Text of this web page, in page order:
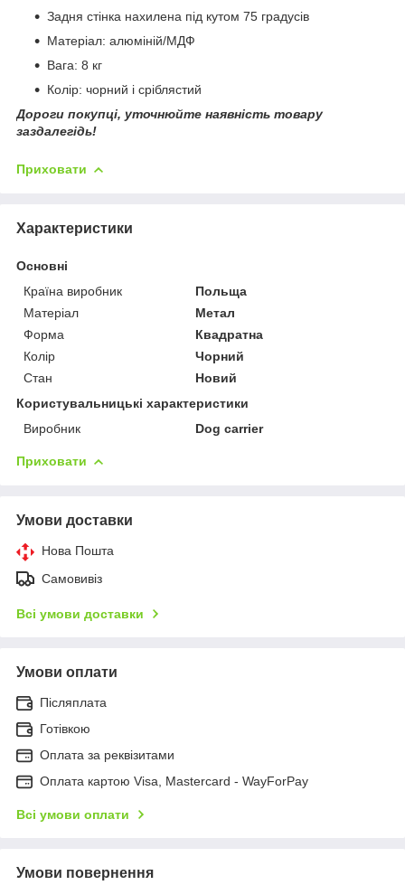
Задня стінка нахилена під кутом 75 градусів
Матеріал: алюміній/МДФ
Вага: 8 кг
Колір: чорний і сріблястий
Дороги покупці, уточнюйте наявність товару
заздалегідь!
Приховати
Характеристики
Основні
Країна виробник
Польща
Матеріал
Метал
Форма
Квадратна
Колір
Чорний
Стан
Новий
Користувальницькі характеристики
Виробник
Dog carrier
Приховати
Умови доставки
Нова Пошта
Самовивіз
Всі умови доставки
Умови оплати
Післяплата
Готівкою
Оплата за реквізитами
Оплата картою Visa, Mastercard - WayForPay
Всі умови оплати
Умови повернення